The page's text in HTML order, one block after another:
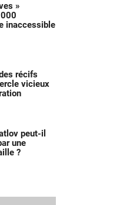
»
inaccessible
récifs
vicieux
peut-il
une
?